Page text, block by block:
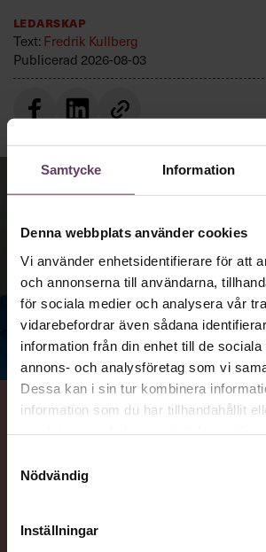
Samtycke Information
Denna webbplats använder cookies
Vi använder enhetsidentifierare för att
och annonserna till användarna,
för sociala medier och analysera vår
vidarebefordrar även sådana
information från din enhet till de sociala
annons- och analysföretag som vi
Dessa kan i sin tur kombinera
information som du har tillhandahållit
Nödvändig
Inställningar
Ledarskap
Text:Fredrik Kullberg
Publicerad 2026-08-03
VAD
Statsvetaren Jenny Madestam,
högskola, går igenom vilka
Jenny Madestam,